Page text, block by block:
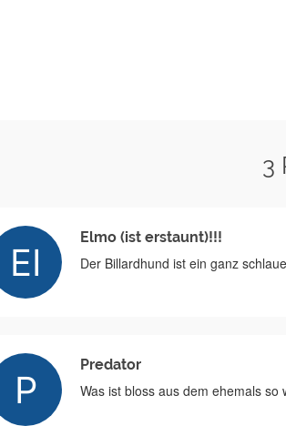
3
Elmo (ist erstaunt)!!!
Der Billardhund ist ein ganz
Predator
Was ist bloss aus dem ehemals